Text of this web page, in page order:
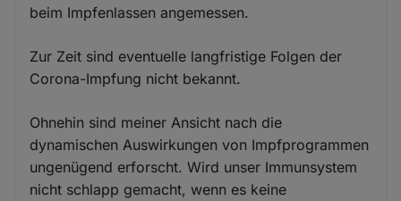
beim Impfenlassen angemessen.
Zur Zeit sind eventuelle langfristige Folgen der
Corona-Impfung nicht bekannt.
Ohnehin sind meiner Ansicht nach die
dynamischen Auswirkungen von Impfprogrammen
ungenügend erforscht. Wird unser Immunsystem
nicht schlapp gemacht, wenn es keine